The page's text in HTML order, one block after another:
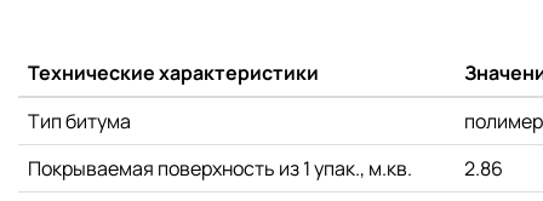
Технические характеристики
Тип битума
Покрываемая поверхность из 1 упак., м.кв.
2.86